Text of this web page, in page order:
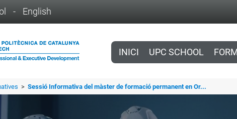
- English
INICI UPC SCHOOL
> Sessió Informativa del màster de formació permanent en Or...